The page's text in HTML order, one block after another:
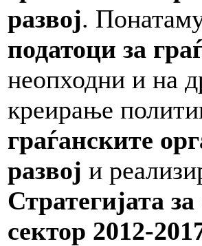
развој.
податоци за
неопходни и на
креирање
граѓанските
развој и
Стратегијата
сектор 2012-